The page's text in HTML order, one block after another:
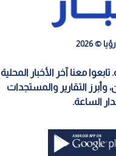
© 2026
معنا آخر الأخبار المحلية
وأبرز التقارير والمستجدات
الساعة.